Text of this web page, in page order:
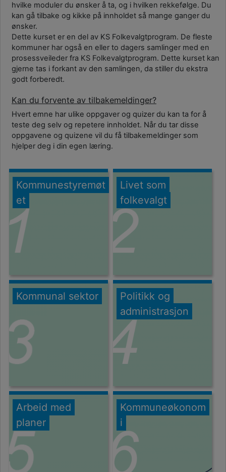
hvilke moduler du ønsker å ta, og i hvilken rekkefølge. Du
kan gå tilbake og kikke på innholdet så mange ganger du
ønsker.
Dette kurset er en del av KS Folkevalgtprogram. De fleste
kommuner har også en eller to dagers samlinger med en
prosessveileder fra KS Folkevalgtprogram. Dette kurset kan
gjerne tas i forkant av den samlingen, da stiller du ekstra
godt forberedt.
Kan du forvente av tilbakemeldinger?
Hvert emne har ulike oppgaver og quizer du kan ta for å
teste deg selv og repetere innholdet. Når du tar disse
oppgavene og quizene vil du få tilbakemeldinger som
hjelper deg i din egen læring.
Kommunestyremøt
et
Livet som
folkevalgt
Kommunal sektor
Politikk og
administrasjon
Arbeid med
planer
Kommuneøkonom
i